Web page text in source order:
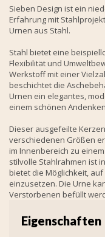
Sieben Design ist ein
Erfahrung mit
Urnen aus Stahl.
Stahl bietet eine
Flexibilität und
Werkstoff mit einer
beschichtet die
Urnen ein elegantes,
einem schönen
Dieser ausgefeilte
verschiedenen Größen
im Innenbereich zu
stilvolle Stahlrahmen ist
bietet die Möglichkeit,
einzusetzen. Die Urne
Verstorbenen befüllt
Eigenschaften